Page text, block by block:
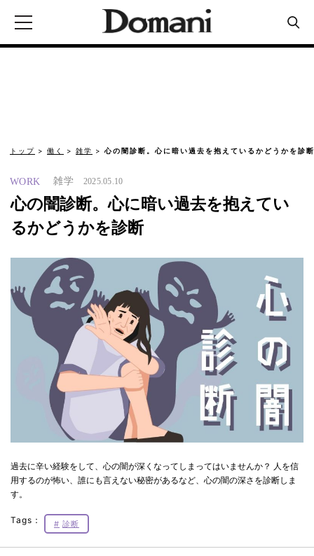
トップ 働く 雑学 心の闇診断。心に暗い過去を抱えているかどうかを診断
WORK 雑学 2025.05.10
心の闇診断。心に暗い過去を抱えてい
るかどうかを診断
過去に辛い経験をして、心の闇が深くなってしまってはいませんか？ 人を信
用するのが怖い、誰にも言えない秘密があるなど、心の闇の深さを診断しま
す。
Tags： 診断